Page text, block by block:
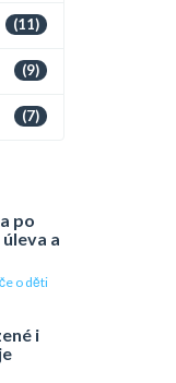
(11)
(9)
(7)
po
a
o děti
i